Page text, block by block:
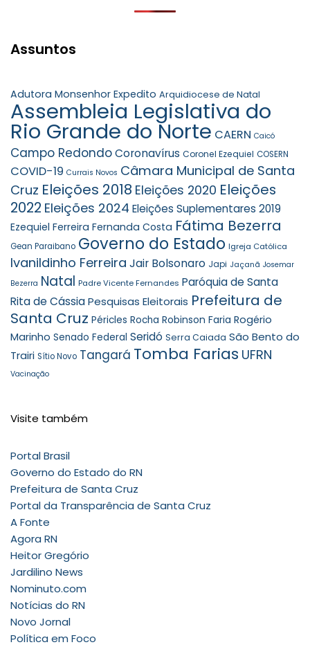
Assuntos
Adutora Monsenhor Expedito Arquidiocese de Natal
Assembleia Legislativa do
Rio Grande do Norte CAERN Caicó
Campo RedondoCoronavírus Coronel Ezequiel COSERN
COVID-19 Currais Novos Câmara Municipal de Santa
Cruz Eleições 2018 Eleições 2020 Eleições
2022 Eleições 2024 Eleições Suplementares 2019
Ezequiel Ferreira Fernanda Costa Fátima Bezerra
Gean Paraibano Governo do Estado Igreja Católica
Ivanildinho Ferreira Jair Bolsonaro Japi Jaçanã Josemar
Bezerra Natal Padre Vicente Fernandes Paróquia de Santa
Rita de CássiaPesquisas Eleitorais Prefeitura de
Santa Cruz Péricles Rocha Robinson Faria Rogério
Marinho Senado Federal Seridó Serra Caiada São Bento do
Trairi Sítio Novo Tangará Tomba Farias UFRN
Vacinação
Visite também
Portal Brasil
Governo do Estado do RN
Prefeitura de Santa Cruz
Portal da Transparência de Santa Cruz
A Fonte
Agora RN
Heitor Gregório
Jardilino News
Nominuto.com
Notícias do RN
Novo Jornal
Política em Foco